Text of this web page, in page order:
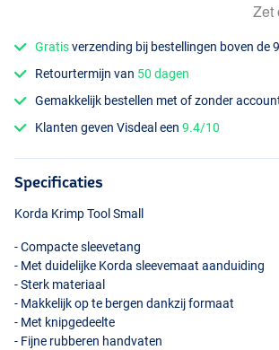
Zet
Gratisverzending bij bestellingen boven de
Retourtermijn van 50 dagen
Gemakkelijk bestellen met of zonder
Klanten geven Visdeal een9.4/10
Specificaties
Korda Krimp Tool Small
- Compacte sleevetang
- Met duidelijke Korda sleevemaat aanduiding
- Sterk materiaal
- Makkelijk op te bergen dankzij formaat
- Met knipgedeelte
- Fijne rubberen handvaten